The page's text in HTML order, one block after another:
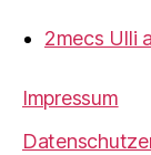
2mecs Ulli
Impressum